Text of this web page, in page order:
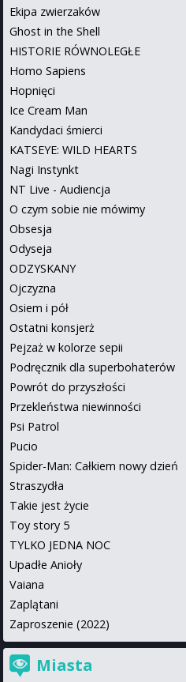
Ekipa zwierzaków
Ghost in the Shell
HISTORIE RÓWNOLEGŁE
Homo Sapiens
Hopnięci
Ice Cream Man
Kandydaci śmierci
KATSEYE: WILD HEARTS
Nagi Instynkt
NT Live - Audiencja
O czym sobie nie mówimy
Obsesja
Odyseja
ODZYSKANY
Ojczyzna
Osiem i pół
Ostatni konsjerż
Pejzaż w kolorze sepii
Podręcznik dla superbohaterów
Powrót do przyszłości
Przekleństwa niewinności
Psi Patrol
Pucio
Spider-Man: Całkiem nowy dzień
Straszydła
Takie jest życie
Toy story 5
TYLKO JEDNA NOC
Upadłe Anioły
Vaiana
Zaplątani
Zaproszenie (2022)
Miasta